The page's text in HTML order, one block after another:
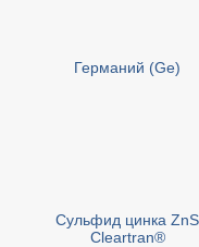
Германий (Ge)
Сульфид цинка ZnS
Cleartran®